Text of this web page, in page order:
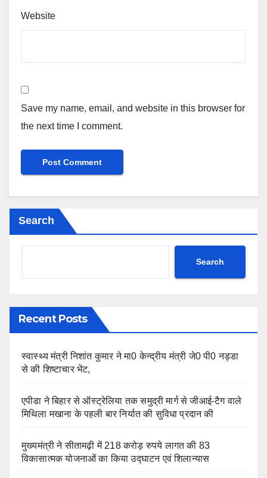
Website
Save my name, email, and website in this browser for
the next time I comment.
Search
Search
Recent Posts
स्वास्थ्य मंत्री निशांत कुमार ने मा0 केन्द्रीय मंत्री जे0 पी0 नड्डा
से की शिष्टाचार भेंट,
एपीडा ने बिहार से ऑस्ट्रेलिया तक समुद्री मार्ग से जीआई-टैग वाले
मिथिला मखाना के पहली बार निर्यात की सुविधा प्रदान की
मुख्यमंत्री ने सीतामढ़ी में 218 करोड़ रुपये लागत की 83
विकासात्मक योजनाओं का किया उद्घाटन एवं शिलान्यास